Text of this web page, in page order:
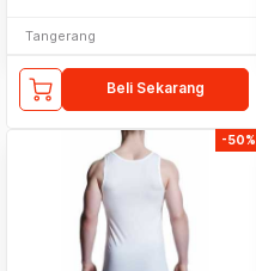
Tangerang
Beli Sekarang
-50%